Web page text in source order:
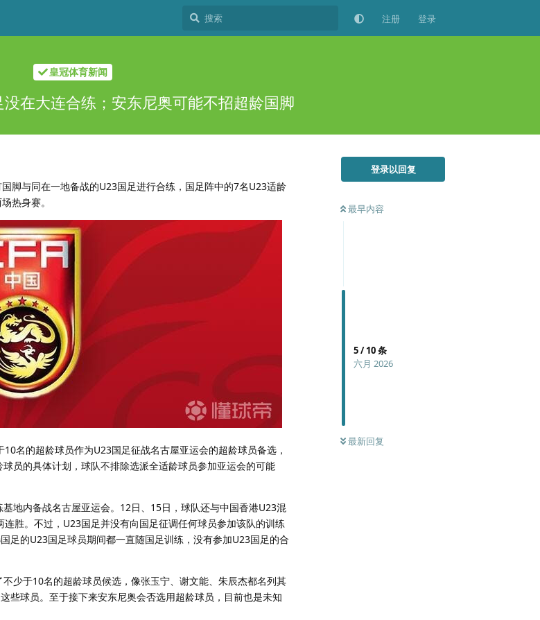
注册 登录
皇冠体育新闻
在大连合练；安东尼奥可能不招超龄国脚
登录以回复
最早内容
5/10条
六月 2026
最新回复
脚与同在一地备战的U23国足进行合练，国足阵中的7名U23适龄
热身赛。
名的超龄球员作为U23国足征战名古屋亚运会的超龄球员备选，
员的具体计划，球队不排除选派全适龄球员参加亚运会的可能
地内备战名古屋亚运会。12日、15日，球队还与中国香港U23混
胜。不过，U23国足并没有向国足征调任何球员参加该队的训练
足的U23国足球员期间都一直随国足训练，没有参加U23国足的合
少于10名的超龄球员候选，像张玉宁、谢文能、朱辰杰都名列其
些球员。至于接下来安东尼奥会否选用超龄球员，目前也是未知